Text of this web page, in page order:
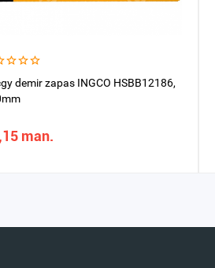
demir zapas INGCO HSBB12186,
man.